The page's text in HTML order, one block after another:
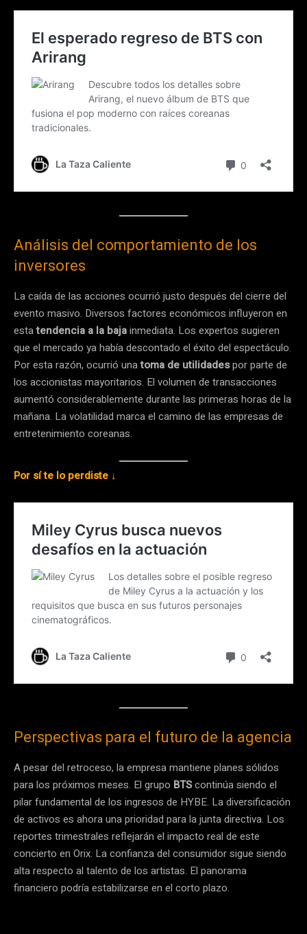
Análisis del comportamiento de los
inversores
La caída de las acciones ocurrió justo después del cierre del
evento masivo. Diversos factores económicos influyeron en
estatendencia a la bajainmediata. Los expertos sugieren
que el mercado ya había descontado el éxito del espectáculo.
Por esta razón, ocurrió unatoma de utilidadespor parte de
los accionistas mayoritarios. El volumen de transacciones
aumentó considerablemente durante las primeras horas de la
mañana. La volatilidad marca el camino de las empresas de
entretenimiento coreanas.
Por sí te lo perdiste ↓
Perspectivas para el futuro de la agencia
A pesar del retroceso, la empresa mantiene planes sólidos
para los próximos meses. El grupo BTScontinúa siendo el
pilar fundamental de los ingresos de HYBE. La diversificación
de activos es ahora una prioridad para la junta directiva. Los
reportes trimestrales reflejarán el impacto real de este
concierto en Orix. La confianza del consumidor sigue siendo
alta respecto al talento de los artistas. El panorama
financiero podría estabilizarse en el corto plazo.